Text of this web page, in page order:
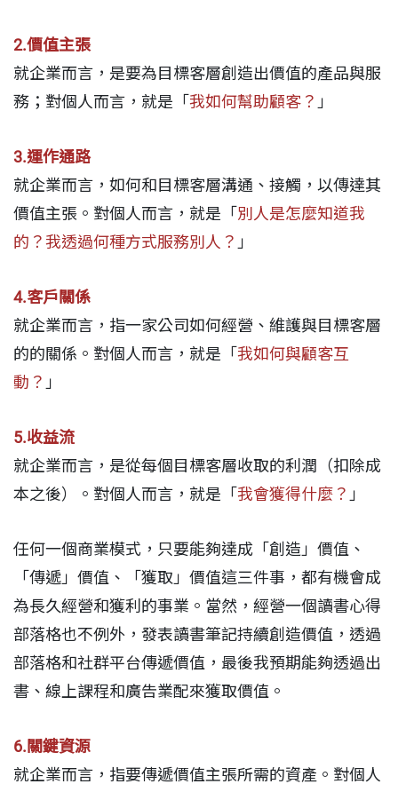
2.價值主張
就企業而言，是要為目標客層創造出價值的產品與服
務；對個人而言，就是「我如何幫助顧客？ 」
3.運作通路
就企業而言，如何和目標客層溝通、接觸，以傳達其
價值主張。對個人而言，就是「別人是怎麼知道我
的？我透過何種方式服務別人？ 」
4.客戶關係
就企業而言，指一家公司如何經營、維護與目標客層
的的關係。對個人而言，就是「我如何與顧客互
動？ 」
5.收益流
就企業而言，是從每個目標客層收取的利潤（扣除成
本之後）。對個人而言，就是「我會獲得什麼？ 」
任何一個商業模式，只要能夠達成「創造」價值、
「傳遞」價值、「獲取」價值這三件事，都有機會成
為長久經營和獲利的事業。當然，經營一個讀書心得
部落格也不例外，發表讀書筆記持續創造價值，透過
部落格和社群平台傳遞價值，最後我預期能夠透過出
書、線上課程和廣告業配來獲取價值。
6.關鍵資源
就企業而言，指要傳遞價值主張所需的資產。對個人